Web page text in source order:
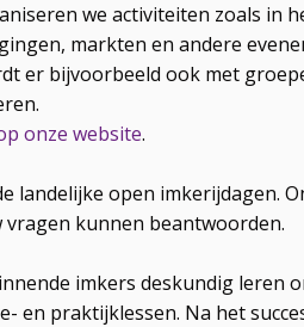
we activiteiten zoals in
markten en andere
er bijvoorbeeld ook met
onze website.
landelijke open imkerijdagen.
vragen kunnen beantwoorden.
imkers deskundig leren
en praktijklessen. Na het